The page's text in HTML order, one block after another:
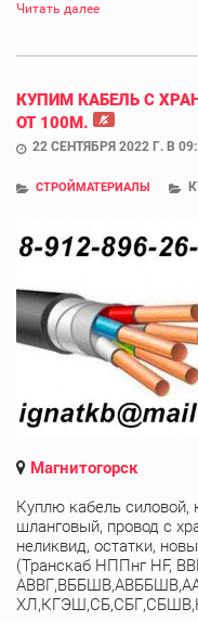
Читать далее
КУПИМ КАБЕЛЬ С
ОТ 100М.
22 СЕНТЯБРЯ 2022 Г. В
СТРОЙМАТЕРИАЛЫ
Магнитогорск
Куплю кабель силовой,
шланговый, провод с
неликвид, остатки,
(Транскаб НППнг HF,